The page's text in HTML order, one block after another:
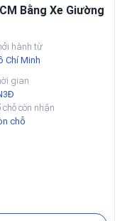
không?
Bằng Xe Giường
hành từ
Chí Minh
gian
chỗ còn nhận
chỗ